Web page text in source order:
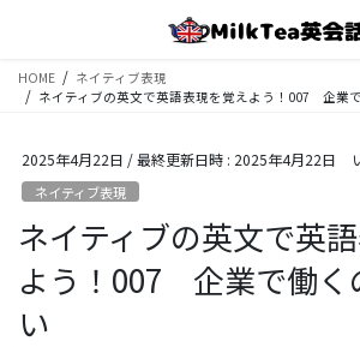
HOME
ネイティブ表現
ネイティブの英文で英語表現を覚えよう！007 企業
2025年4月22日 / 最終更新日時 : 2025年4月22日
ネイティブ表現
ネイティブの英文で英
よう！007 企業で働く
い